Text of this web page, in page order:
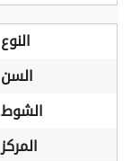
النوع
السن
الشوط
المركز